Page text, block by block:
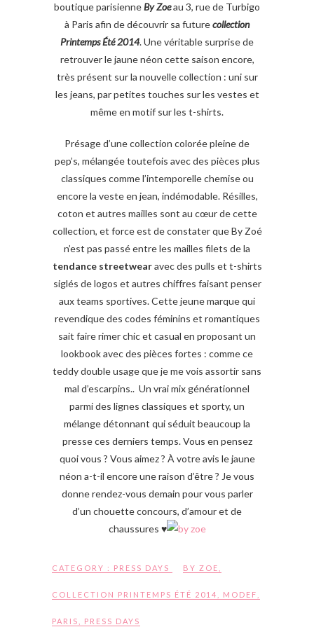
boutique parisienneBy Zoeau 3, rue de Turbigo
à Paris afin de découvrir sa futurecollection
Printemps Été 2014. Une véritable surprise de
retrouver le jaune néon cette saison encore,
très présent sur la nouvelle collection : uni sur
les jeans, par petites touches sur les vestes et
même en motif sur les t-shirts.
Présage d’une collection colorée pleine de
pep’s, mélangée toutefois avec des pièces plus
classiques comme l’intemporelle chemise ou
encore la veste en jean, indémodable. Résilles,
coton et autres mailles sont au cœur de cette
collection, et force est de constater que By Zoé
n’est pas passé entre les mailles filets de la
tendance streetwearavec des pulls et t-shirts
siglés de logos et autres chiffres faisant penser
aux teams sportives. Cette jeune marque qui
revendique des codes féminins et romantiques
sait faire rimer chic et casual en proposant un
lookbook avec des pièces fortes : comme ce
teddy double usage que je me vois assortir sans
mal d’escarpins.. Un vrai mix générationnel
parmi des lignes classiques et sporty, un
mélange détonnant qui séduit beaucoup la
presse ces derniers temps. Vous en pensez
quoi vous ? Vous aimez ? À votre avis le jaune
néon a-t-il encore une raison d’être ? Je vous
donne rendez-vous demain pour vous parler
d’un chouette concours, d’amour et de
chaussures ♥
CATEGORY : PRESS DAYS BY ZOE
COLLECTION PRINTEMPS ÉTÉ 2014 MODEF
PARIS PRESS DAYS